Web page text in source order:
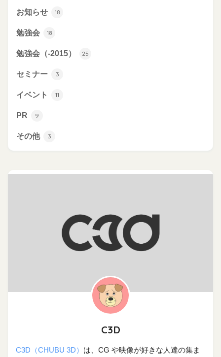
お知らせ 18
勉強会 18
勉強会（-2015） 25
セミナー 3
イベント 11
PR 9
その他 3
C3D
C3D（CHUBU 3D） は、CG や映像が好きな人達の集ま